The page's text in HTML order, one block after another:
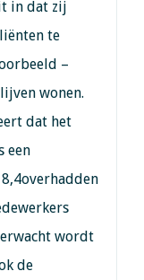
in dat zij
te
–
wonen.
dat het
een
wordt
de